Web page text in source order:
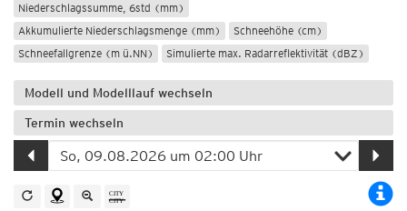
Niederschlagssumme, 6std (mm)
Akkumulierte Niederschlagsmenge (mm)
Schneehöhe (cm)
Schneefallgrenze (m ü.NN)
Simulierte max. Radarreflektivität (dBZ)
Modell und Modelllauf wechseln
Termin wechseln